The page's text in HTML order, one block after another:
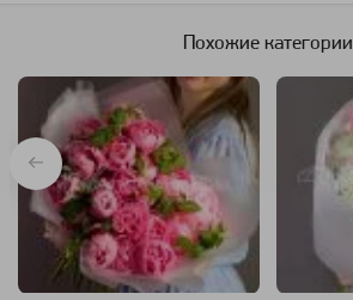
Похожие категории